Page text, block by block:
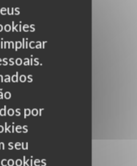
por
seu